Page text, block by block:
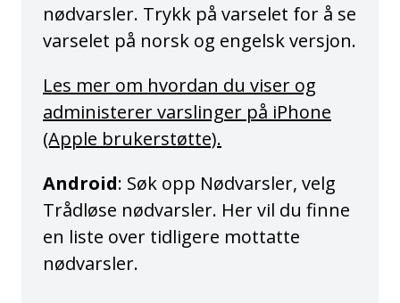
nødvarsler. Trykk på varselet for å se
varselet på norsk og engelsk versjon.
Les mer om hvordan du viser og
administerer varslinger på iPhone
(Apple brukerstøtte).
Android: Søk opp Nødvarsler, velg
Trådløse nødvarsler. Her vil du finne
en liste over tidligere mottatte
nødvarsler.